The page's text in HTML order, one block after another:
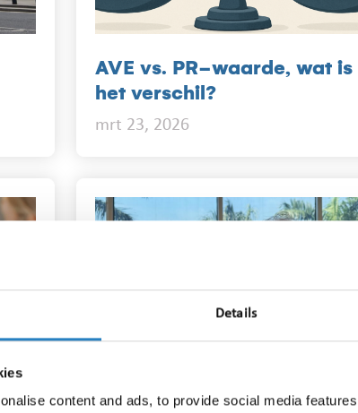
Details
content and ads, to provide social media
AVE vs. PR-waarde, wat is
het verschil?
mrt 23, 2026